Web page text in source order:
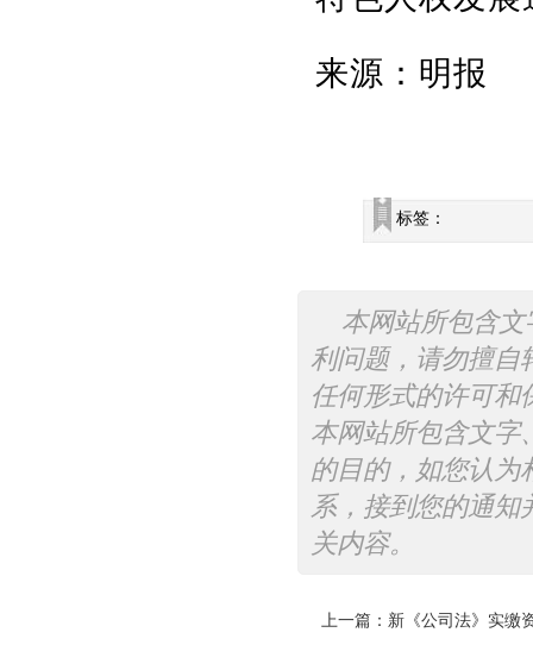
来源：明报
标签：
本网站所包含
利问题，请勿擅自
任何形式的许可和
本网站所包含文字
的目的，如您认为
系，接到您的通知
关内容。
上一篇： 新《公司法》实缴